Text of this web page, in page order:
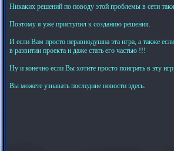
Никаких решений по поводу этой проблемы в сети
Поэтому я уже приступил к созданию решения.
И если Вам просто неравнодушна эта игра, а также
в развитии проекта и даже стать его частью !!!
Ну и конечно если Вы хотите просто поиграть в эту
Вы можете узнавать последние новости здесь.